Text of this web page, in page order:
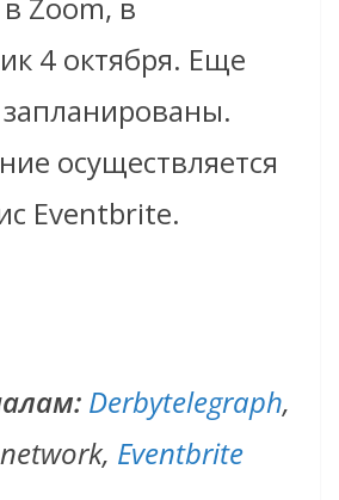
4 октября. Еще
запланированы.
осуществляется
Eventbrite.
Derbytelegraph,
Eventbrite